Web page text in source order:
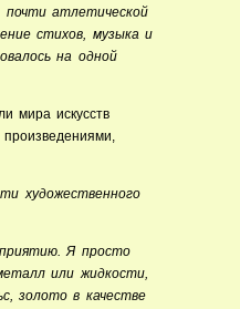
почти атлетической
стихов, музыка и
на одной
мира искусств
художественного
Я просто
или жидкости,
золото в качестве